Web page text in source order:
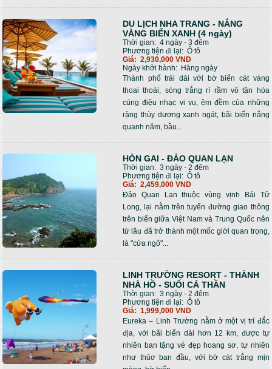
DU LỊCH NHA TRANG - NẮNG
VÀNG BIỂN XANH (4 ngày)
Thời gian: 4 ngày - 3 đêm
Phương tiện đi lại: Ô tô
Giá: 2,930,000 VND
Ngày khởi hành: Hàng ngày
Thành phố trải dài với bờ biển cát vàng
thoai thoải, sóng trắng rì rầm vô tận hòa
cùng điệu nhạc vi vu, êm đềm của những
rặng thùy dương xanh ngát, bãi biển nắng
quanh năm, bầu...
HÒN GAI - ĐẢO QUAN LẠN
Thời gian: 3 ngày - 2 đêm
Phương tiện đi lại: Ô tô
Giá: 2,459,000 VND
Đảo Quan Lạn thuộc vùng vịnh Bái Tử
Long, lại nằm trên tuyến đường giao thông
trên biển giữa Việt Nam và Trung Quốc nên
từ lâu đã trở thành một mốc giới quan trọng,
là "cửa ngõ"...
LINH TRƯỜNG RESORT - THÀNH
NHÀ HỒ - SUỐI CÁ THẦN
Thời gian: 3 ngày - 2 đêm
Phương tiện đi lại: Ô tô
Giá: 1,999,000 VND
Eureka – Linh Trường nằm ở một vị trí đắc
địa, với bãi biển dài hơn 12 km, được tự
nhiên ban tặng vẻ đẹp hoang sơ, tự nhiên
như thủơ ban đầu, với bờ cát trắng mịn